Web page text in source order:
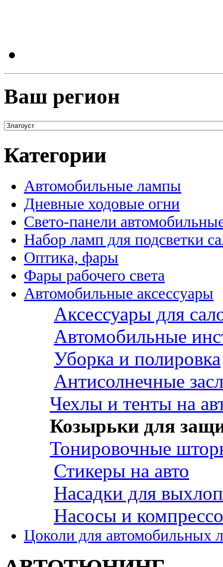
Ваш регион
Категории
Автомобильные лампы
Дневные ходовые огни
Свето-панели
Набор ламп для подсветки
Оптика, фары
Фары рабочего света
Автомобильные аксессуары
Аксессуары для
Автомобильные
Уборка и полировка
Антисолнечные
Чехлы и тенты на
Козырьки для
Тонировочные
Стикеры на авто
Насадки для
Насосы и
Цоколи для автомобильных